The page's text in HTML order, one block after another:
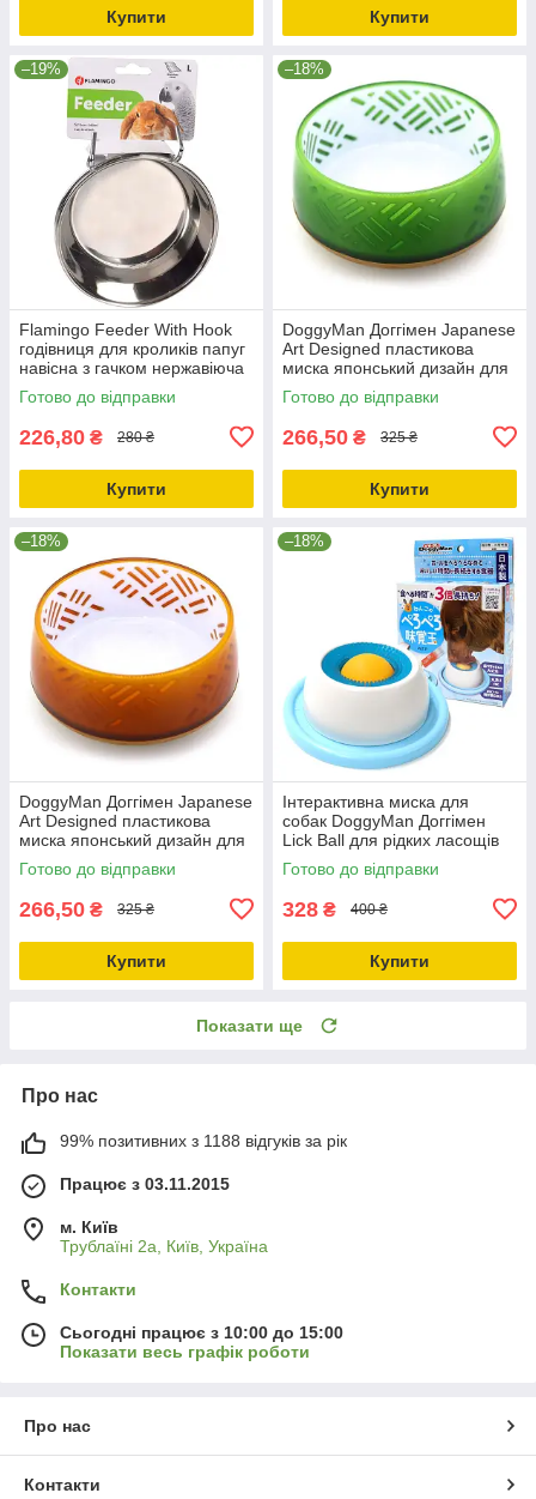
Купити Купити
–19%
Flamingo Feeder With Hook
годівниця для кроликів папуг
навісна з гачком нержавіюча
сталь d = 15 см 0.98
Готово до відправки
226,80 ₴ 280 ₴
Купити
–18%
DoggyMan Доггімен Japanese
Art Designed пластикова
миска японський дизайн для
собак і котів зелений 400мл
93407
Готово до відправки
266,50 ₴ 325 ₴
Купити
–18%
DoggyMan Доггімен Japanese
Art Designed пластикова
миска японський дизайн для
собак і котів жовтий 400мл
93409
Готово до відправки
266,50 ₴ 325 ₴
Купити
–18%
Інтерактивна миска для
собак DoggyMan Доггімен
Lick Ball для рідких ласощів
рідкого корму пюре (Z5518)
Готово до відправки
328 ₴ 400 ₴
Купити
Показати ще
Про нас
99% позитивних з 1188 відгуків за рік
Працює з 03.11.2015
м. Київ
Трублаїні 2а, Київ, Україна
Контакти
Сьогодні працює з 10:00 до 15:00
Показати весь графік роботи
Про нас
Контакти